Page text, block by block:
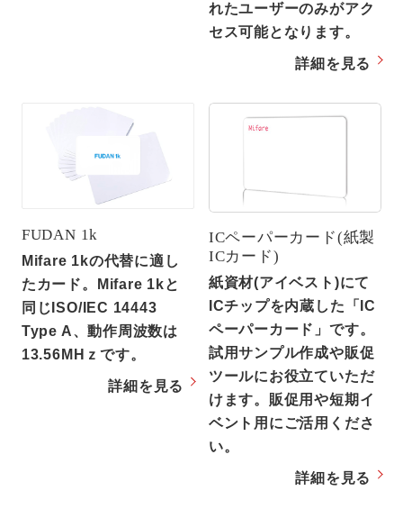
れたユーザーのみがアク
セス可能となります。
詳細を見る
FUDAN 1k
Mifare 1kの代替に適し
たカード。Mifare 1kと
同じISO/IEC 14443
Type A、動作周波数は
13.56MHｚです。
詳細を見る
ICペーパーカード(紙製
ICカード)
紙資材(アイベスト)にて
ICチップを内蔵した「IC
ペーパーカード」です。
試用サンプル作成や販促
ツールにお役立ていただ
けます。販促用や短期イ
ベント用にご活用くださ
い。
詳細を見る